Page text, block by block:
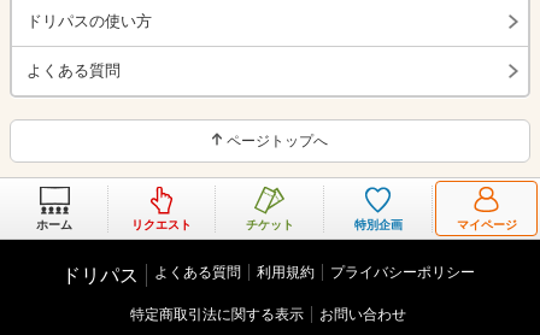
ドリパスの使い方
よくある質問
ページトップへ
ホーム リクエスト チケット 特別企画 マイページ
ドリパス よくある質問 利用規約 プライバシーポリシー
特定商取引法に関する表示 お問い合わせ